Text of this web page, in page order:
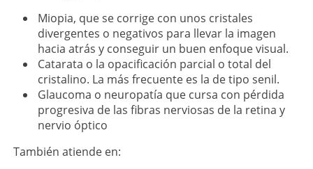
Miopia, que se corrige con unos cristales
divergentes o negativos para llevar la imagen
hacia atrás y conseguir un buen enfoque visual.
Catarata o la opacificación parcial o total del
cristalino. La más frecuente es la de tipo senil.
Glaucoma o neuropatía que cursa con pérdida
progresiva de las fibras nerviosas de la retina y
nervio óptico
También atiende en: